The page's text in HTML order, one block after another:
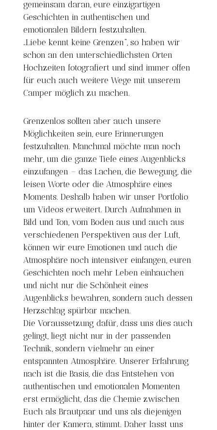
gemeinsam daran, eure einzigartigen
Geschichten in authentischen und
emotionalen Bildern festzuhalten.
„Liebe kennt keine Grenzen“, so haben wir
schon an den unterschiedlichsten Orten
Hochzeiten fotografiert und sind immer offen
für euch auch weitere Wege mit unserem
Camper möglich zu machen.
Grenzenlos sollten aber auch unsere
Möglichkeiten sein, eure Erinnerungen
festzuhalten. Manchmal möchte man noch
mehr, um die ganze Tiefe eines Augenblicks
einzufangen – das Lachen, die Bewegung, die
leisen Worte oder die Atmosphäre eines
Moments. Deshalb haben wir unser Portfolio
um Videos erweitert. Durch Aufnahmen in
Bild und Ton, vom Boden aus und auch aus
verschiedenen Perspektiven aus der Luft,
können wir eure Emotionen und auch die
Atmosphäre noch intensiver einfangen, euren
Geschichten noch mehr Leben einhauchen
und nicht nur die Schönheit eines
Augenblicks bewahren, sondern auch dessen
Herzschlag spürbar machen.
Die Voraussetzung dafür, dass uns dies auch
gelingt, liegt nicht nur in der passenden
Technik, sondern vielmehr an einer
entspannten Atmosphäre. Unserer Erfahrung
nach ist die Basis, die das Entstehen von
authentischen und emotionalen Momenten
erst ermöglicht, das die Chemie zwischen
Euch als Brautpaar und uns als diejenigen
hinter der Kamera, stimmt. Daher lasst uns